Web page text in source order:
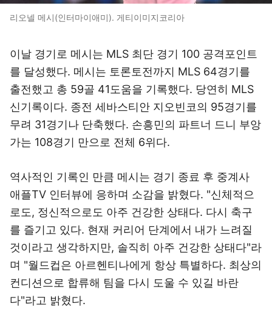
리오넬 메시(인터마이애미). 게티이미지코리아
이날 경기로 메시는 MLS 최단 경기 100 공격포인트
를 달성했다. 메시는 토론토전까지 MLS 64경기를
출전했고 총 59골 41도움을 기록했다. 당연히 MLS
신기록이다. 종전 세바스티안 지오빈코의 95경기를
무려 31경기나 단축했다. 손흥민의 파트너 드니 부앙
가는 108경기 만으로 전체 6위다.
역사적인 기록인 만큼 메시는 경기 종료 후 중계사
애플TV 인터뷰에 응하며 소감을 밝혔다. "신체적으
로도, 정신적으로도 아주 건강한 상태다. 다시 축구
를 즐기고 있다. 현재 커리어 단계에서 내가 느려질
것이라고 생각하지만, 솔직히 아주 건강한 상태다"라
며 "월드컵은 아르헨티나에게 항상 특별하다. 최상의
컨디션으로 합류해 팀을 다시 도울 수 있길 바란
다"라고 밝혔다.